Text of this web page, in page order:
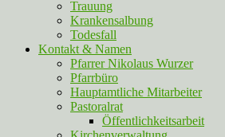
Trauung
Krankensalbung
Todesfall
Kontakt & Namen
Pfarrer Nikolaus Wurzer
Pfarrbüro
Hauptamtliche Mitarbeiter
Pastoralrat
Öffentlichkeitsarbeit